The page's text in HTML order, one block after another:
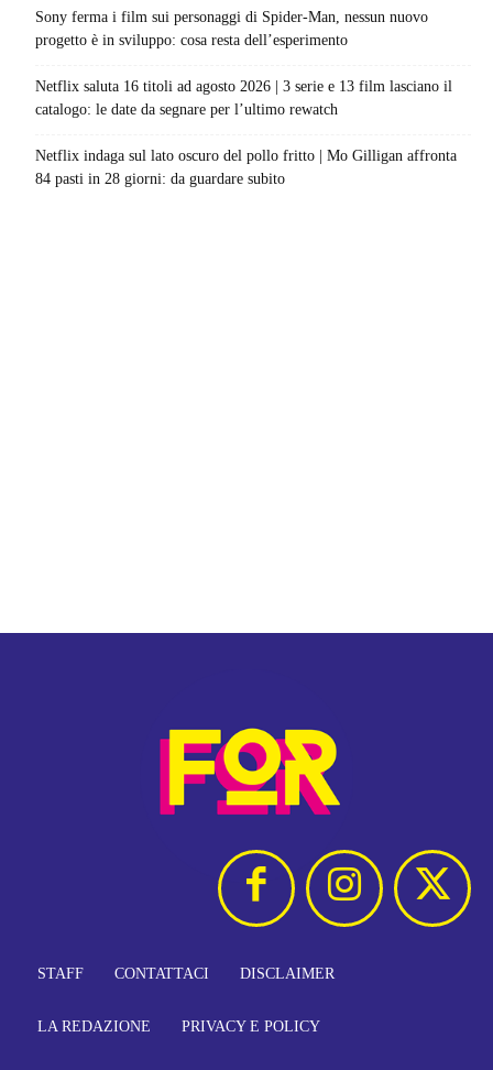
Sony ferma i film sui personaggi di Spider-Man, nessun nuovo
progetto è in sviluppo: cosa resta dell’esperimento
Netflix saluta 16 titoli ad agosto 2026 | 3 serie e 13 film lasciano il
catalogo: le date da segnare per l’ultimo rewatch
Netflix indaga sul lato oscuro del pollo fritto | Mo Gilligan affronta
84 pasti in 28 giorni: da guardare subito
STAFF CONTATTACI DISCLAIMER
LA REDAZIONE PRIVACY E POLICY